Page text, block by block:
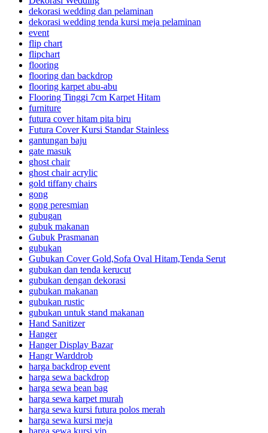
dekorasi wedding dan pelaminan
dekorasi wedding tenda kursi meja pelaminan
event
flip chart
flipchart
flooring
flooring dan backdrop
flooring karpet abu-abu
Flooring Tinggi 7cm Karpet Hitam
furniture
futura cover hitam pita biru
Futura Cover Kursi Standar Stainless
gantungan baju
gate masuk
ghost chair
ghost chair acrylic
gold tiffany chairs
gong
gong peresmian
gubugan
gubuk makanan
Gubuk Prasmanan
gubukan
Gubukan Cover Gold,Sofa Oval Hitam,Tenda Serut
gubukan dan tenda kerucut
gubukan dengan dekorasi
gubukan makanan
gubukan rustic
gubukan untuk stand makanan
Hand Sanitizer
Hanger
Hanger Display Bazar
Hangr Warddrob
harga backdrop event
harga sewa backdrop
harga sewa bean bag
harga sewa karpet murah
harga sewa kursi futura polos merah
harga sewa kursi meja